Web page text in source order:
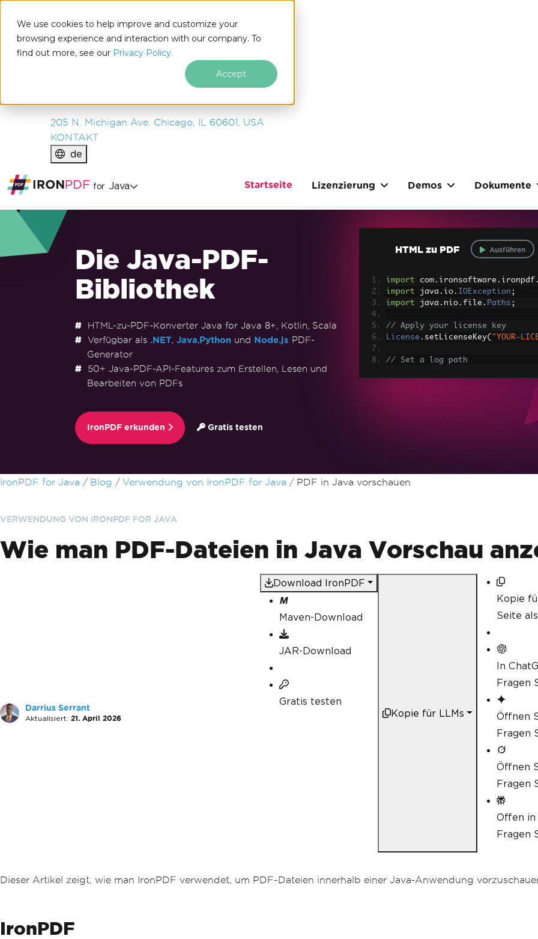
We use cookies to help improve and customize your
browsing experience and interaction with our company. To
find out more, see our Privacy Policy.
Accept
IRONSOFTWARE
PRODUKTE
UNTERNEHMEN
205 N. Michigan Ave. Chicago, IL 60601, USA
KONTAKT
de
for Java Startseite Lizenzierung Demos Dokumente
Die Java-PDF-
Bibliothek
HTML-zu-PDF-Konverter Java for Java 8+, Kotlin, Scala
Verfügbar als .NET, Java, Pythonund Node.js PDF-
Generator
50+ Java-PDF-API-Features zum Erstellen, Lesen und
Bearbeiten von PDFs
IronPDF erkunden Gratis testen
HTML zu PDF Ausführen
import com . ironsoftware . ironpdf
import java . io . IOException ;
import java . nio . file . Paths ;
// Apply your license key
License . setLicenseKey( "YOUR-
// Set a log path
PdfDocument
Zum Fußzeileninhalt springen
IronPDF for Java Blog Verwendung von IronPDF for Java PDF in Java vorschauen
VERWENDUNG VON IRONPDF FOR JAVA
Wie man PDF-Dateien in Java Vorschau
Darrius Serrant
Aktualisiert: 21. April 2026
Download IronPDF
Maven-Download
JAR-Download
Gratis testen
Kopie für LLMs
Kopie
Seite
In
Fragen
Öffnen
Fragen
Öffnen
Fragen
Offen
Fragen
Dieser Artikel zeigt, wie man IronPDF verwendet, um PDF-Dateien innerhalb einer Java-Anwendung
IronPDF